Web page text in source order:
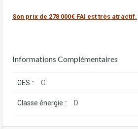
Son prix de 278 000€ FAI est très atractif.
Informations Complémentaires
GES :: C
Classe énergie :: D